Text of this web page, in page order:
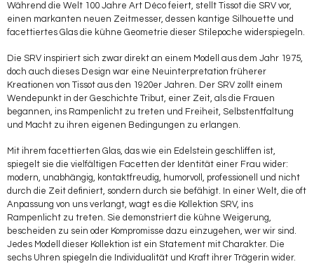
Während die Welt 100 Jahre Art Déco feiert, stellt Tissot die SRV vor,
einen markanten neuen Zeitmesser, dessen kantige Silhouette und
facettiertes Glas die kühne Geometrie dieser Stilepoche widerspiegeln.
Die SRV inspiriert sich zwar direkt an einem Modell aus dem Jahr 1975,
doch auch dieses Design war eine Neuinterpretation früherer
Kreationen von Tissot aus den 1920er Jahren. Der SRV zollt einem
Wendepunkt in der Geschichte Tribut, einer Zeit, als die Frauen
begannen, ins Rampenlicht zu treten und Freiheit, Selbstentfaltung
und Macht zu ihren eigenen Bedingungen zu erlangen.
Mit ihrem facettierten Glas, das wie ein Edelstein geschliffen ist,
spiegelt sie die vielfältigen Facetten der Identität einer Frau wider:
modern, unabhängig, kontaktfreudig, humorvoll, professionell und nicht
durch die Zeit definiert, sondern durch sie befähigt. In einer Welt, die oft
Anpassung von uns verlangt, wagt es die Kollektion SRV, ins
Rampenlicht zu treten. Sie demonstriert die kühne Weigerung,
bescheiden zu sein oder Kompromisse dazu einzugehen, wer wir sind.
Jedes Modell dieser Kollektion ist ein Statement mit Charakter. Die
sechs Uhren spiegeln die Individualität und Kraft ihrer Trägerin wider.